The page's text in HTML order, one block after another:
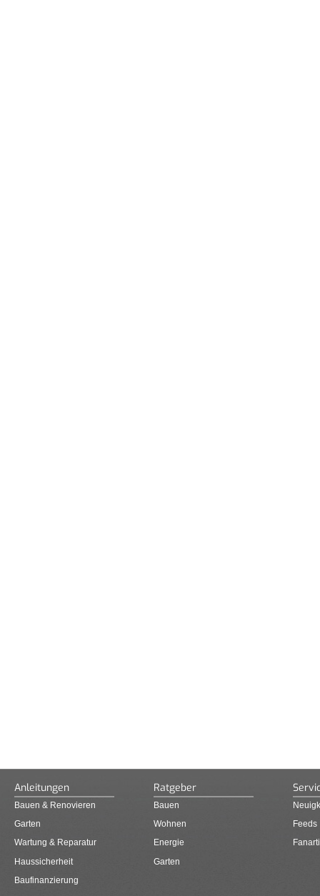
Anleitungen
Bauen & Renovieren
Garten
Wartung & Reparatur
Haussicherheit
Baufinanzierung
Ratgeber
Bauen
Wohnen
Energie
Garten
Feeds